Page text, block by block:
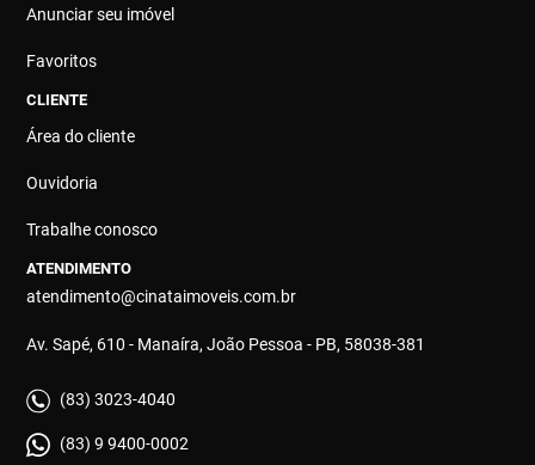
Anunciar seu imóvel
Favoritos
CLIENTE
Área do cliente
Ouvidoria
Trabalhe conosco
ATENDIMENTO
atendimento@cinataimoveis.com.br
Av. Sapé, 610 - Manaíra, João Pessoa - PB, 58038-381
(83) 3023-4040
(83) 9 9400-0002